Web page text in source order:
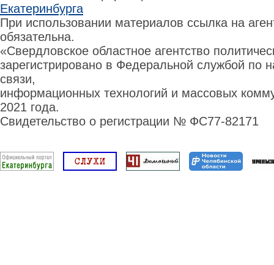
Екатеринбурга
При использовании материалов ссылка на
обязательна.
«Свердловское областное агентство
зарегистрировано в Федеральной службой по
связи,
информационных технологий и массовых
2021 года.
Свидетельство о регистрации № ФС77-82171